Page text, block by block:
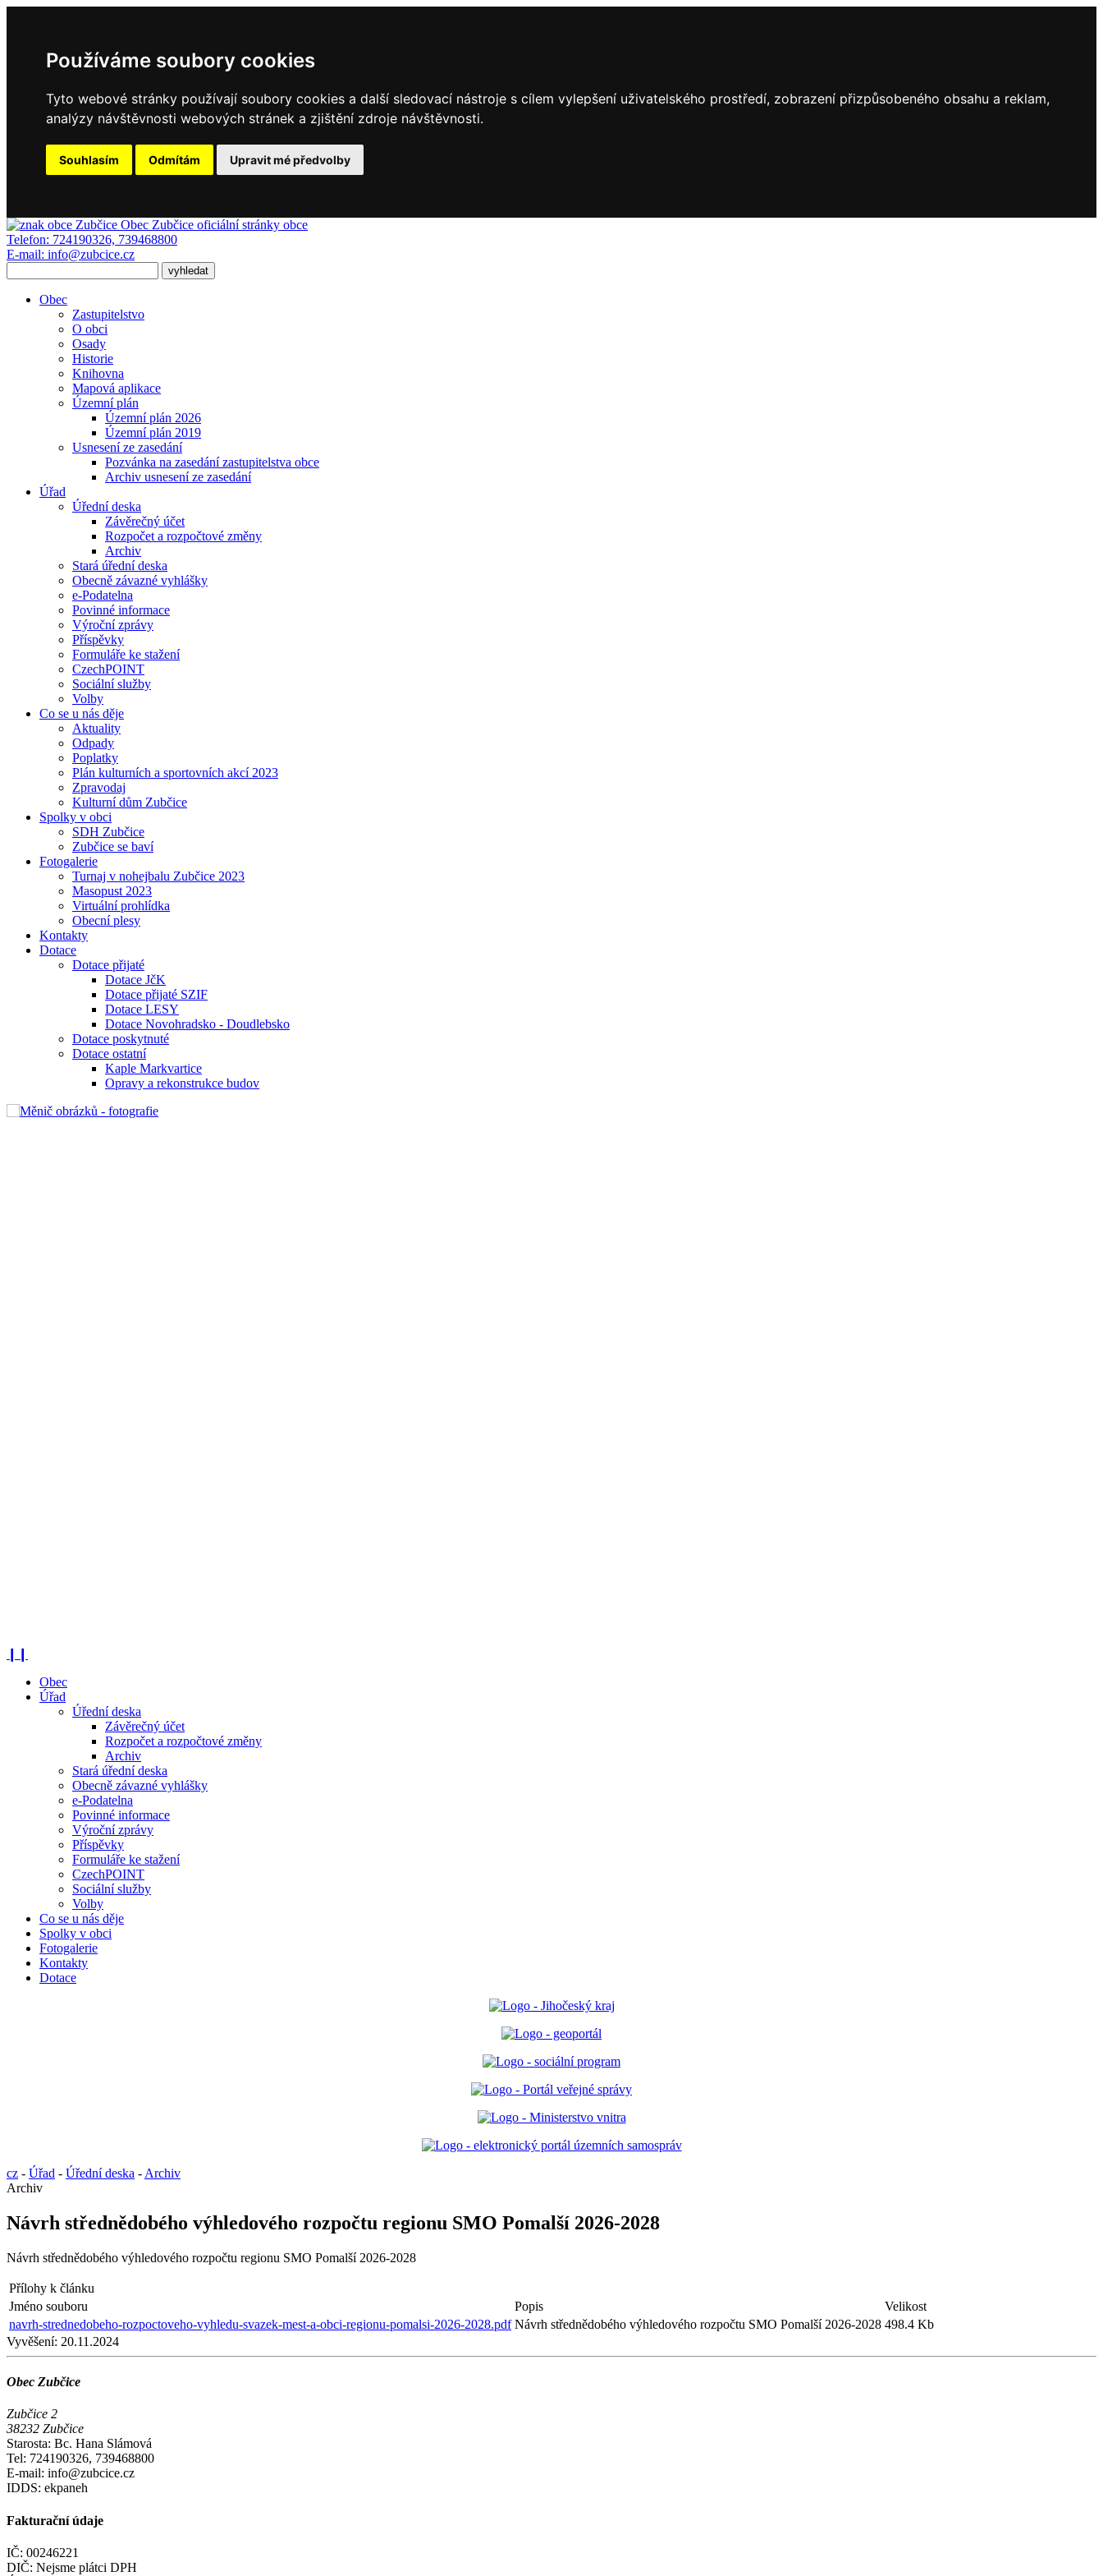
Používáme soubory cookies
Tyto webové stránky používají soubory cookies a další sledovací nástroje s cílem vylepšení uživatelského prostředí, zobrazení přizpůsobeného obsahu a reklam,
analýzy návštěvnosti webových stránek a zjištění zdroje návštěvnosti.
Souhlasím Odmítám Upravit mé předvolby
Obec Zubčice oficiální stránky obce
Telefon: 724190326, 739468800
E-mail: info@zubcice.cz
Obec
Zastupitelstvo
O obci
Osady
Historie
Knihovna
Mapová aplikace
Územní plán
Územní plán 2026
Územní plán 2019
Usnesení ze zasedání
Pozvánka na zasedání zastupitelstva obce
Archiv usnesení ze zasedání
Úřad
Úřední deska
Závěrečný účet
Rozpočet a rozpočtové změny
Archiv
Stará úřední deska
Obecně závazné vyhlášky
e-Podatelna
Povinné informace
Výroční zprávy
Příspěvky
Formuláře ke stažení
CzechPOINT
Sociální služby
Volby
Co se u nás děje
Aktuality
Odpady
Poplatky
Plán kulturních a sportovních akcí 2023
Zpravodaj
Kulturní dům Zubčice
Spolky v obci
SDH Zubčice
Zubčice se baví
Fotogalerie
Turnaj v nohejbalu Zubčice 2023
Masopust 2023
Virtuální prohlídka
Obecní plesy
Kontakty
Dotace
Dotace přijaté
Dotace JčK
Dotace přijaté SZIF
Dotace LESY
Dotace Novohradsko - Doudlebsko
Dotace poskytnuté
Dotace ostatní
Kaple Markvartice
Opravy a rekonstrukce budov
Obec
Úřad
Úřední deska
Závěrečný účet
Rozpočet a rozpočtové změny
Archiv
Stará úřední deska
Obecně závazné vyhlášky
e-Podatelna
Povinné informace
Výroční zprávy
Příspěvky
Formuláře ke stažení
CzechPOINT
Sociální služby
Volby
Co se u nás děje
Spolky v obci
Fotogalerie
Kontakty
Dotace
cz - Úřad - Úřední deska - Archiv
Archiv
Návrh střednědobého výhledového rozpočtu regionu SMO Pomalší 2026-2028
Návrh střednědobého výhledového rozpočtu regionu SMO Pomalší 2026-2028
Přílohy k článku
Jméno souboru
Popis
Velikost
navrh-strednedobeho-rozpoctoveho-vyhledu-svazek-mest-a-obci-regionu-pomalsi-2026-2028.pdf Návrh střednědobého výhledového rozpočtu SMO Pomalší 2026-2028 498.4 Kb
Vyvěšení: 20.11.2024
Obec Zubčice
Zubčice 2
38232 Zubčice
Starosta: Bc. Hana Slámová
Tel: 724190326, 739468800
E-mail: info@zubcice.cz
IDDS: ekpaneh
Fakturační údaje
IČ: 00246221
DIČ: Nejsme plátci DPH